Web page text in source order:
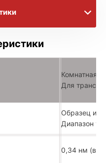
Комнатная
Для
Образец
Диапазон
0,34 нм (во